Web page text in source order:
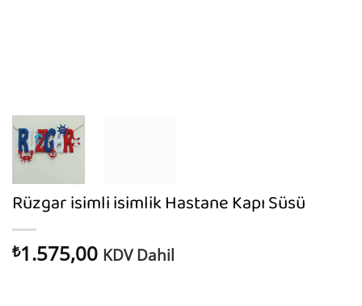
Rüzgar isimli isimlik Hastane Kapı Süsü
₺1.575,00 KDV Dahil